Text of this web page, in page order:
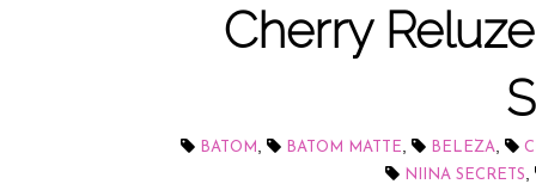
Cherry
BATOM BATOM MATTE BELEZA
NIINA SECRETS